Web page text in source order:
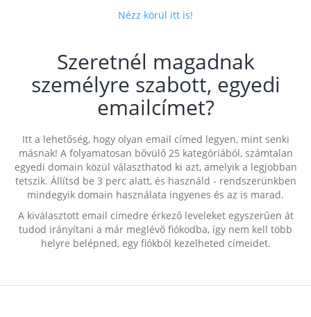
Nézz körül itt is!
Szeretnél magadnak
személyre szabott, egyedi
emailcímet?
Itt a lehetőség, hogy olyan email címed legyen, mint senki
másnak! A folyamatosan bővülő 25 kategóriából, számtalan
egyedi domain közül választhatod ki azt, amelyik a legjobban
tetszik. Állítsd be 3 perc alatt, és használd - rendszerünkben
mindegyik domain használata ingyenes és az is marad.
A kiválasztott email címedre érkező leveleket egyszerűen át
tudod irányítani a már meglévő fiókodba, így nem kell több
helyre belépned, egy fiókból kezelheted címeidet.